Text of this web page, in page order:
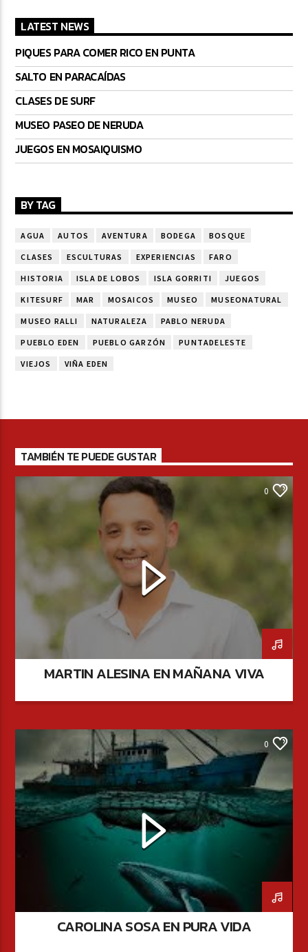
LATEST NEWS
PIQUES PARA COMER RICO EN PUNTA
SALTO EN PARACAÍDAS
CLASES DE SURF
MUSEO PASEO DE NERUDA
JUEGOS EN MOSAIQUISMO
BY TAG
AGUA AUTOS AVENTURA BODEGA BOSQUE
CLASES ESCULTURAS EXPERIENCIAS FARO
HISTORIA ISLA DE LOBOS ISLA GORRITI JUEGOS
KITESURF MAR MOSAICOS MUSEO MUSEONATURAL
MUSEO RALLI NATURALEZA PABLO NERUDA
PUEBLO EDEN PUEBLO GARZÓN PUNTADELESTE
VIEJOS VIÑA EDEN
TAMBIÉN TE PUEDE GUSTAR
0
MARTIN ALESINA EN MAÑANA VIVA
0
CAROLINA SOSA EN PURA VIDA